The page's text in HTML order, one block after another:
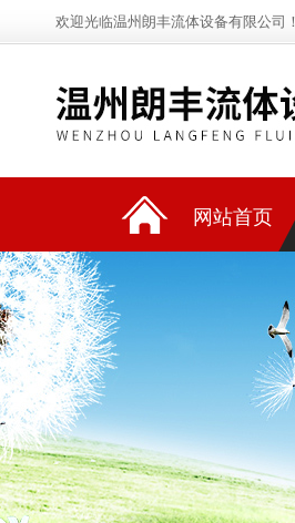
欢迎光临温州朗丰流体设备有限公司！
网站首页